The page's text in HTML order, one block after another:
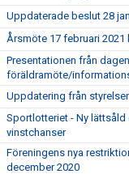
Uppdaterade beslut 28
Årsmöte 17 februari 2021
Presentationen från
föräldramöte/
Uppdatering från
Sportlotteriet - Ny
vinstchanser
Föreningens nya
december 2020